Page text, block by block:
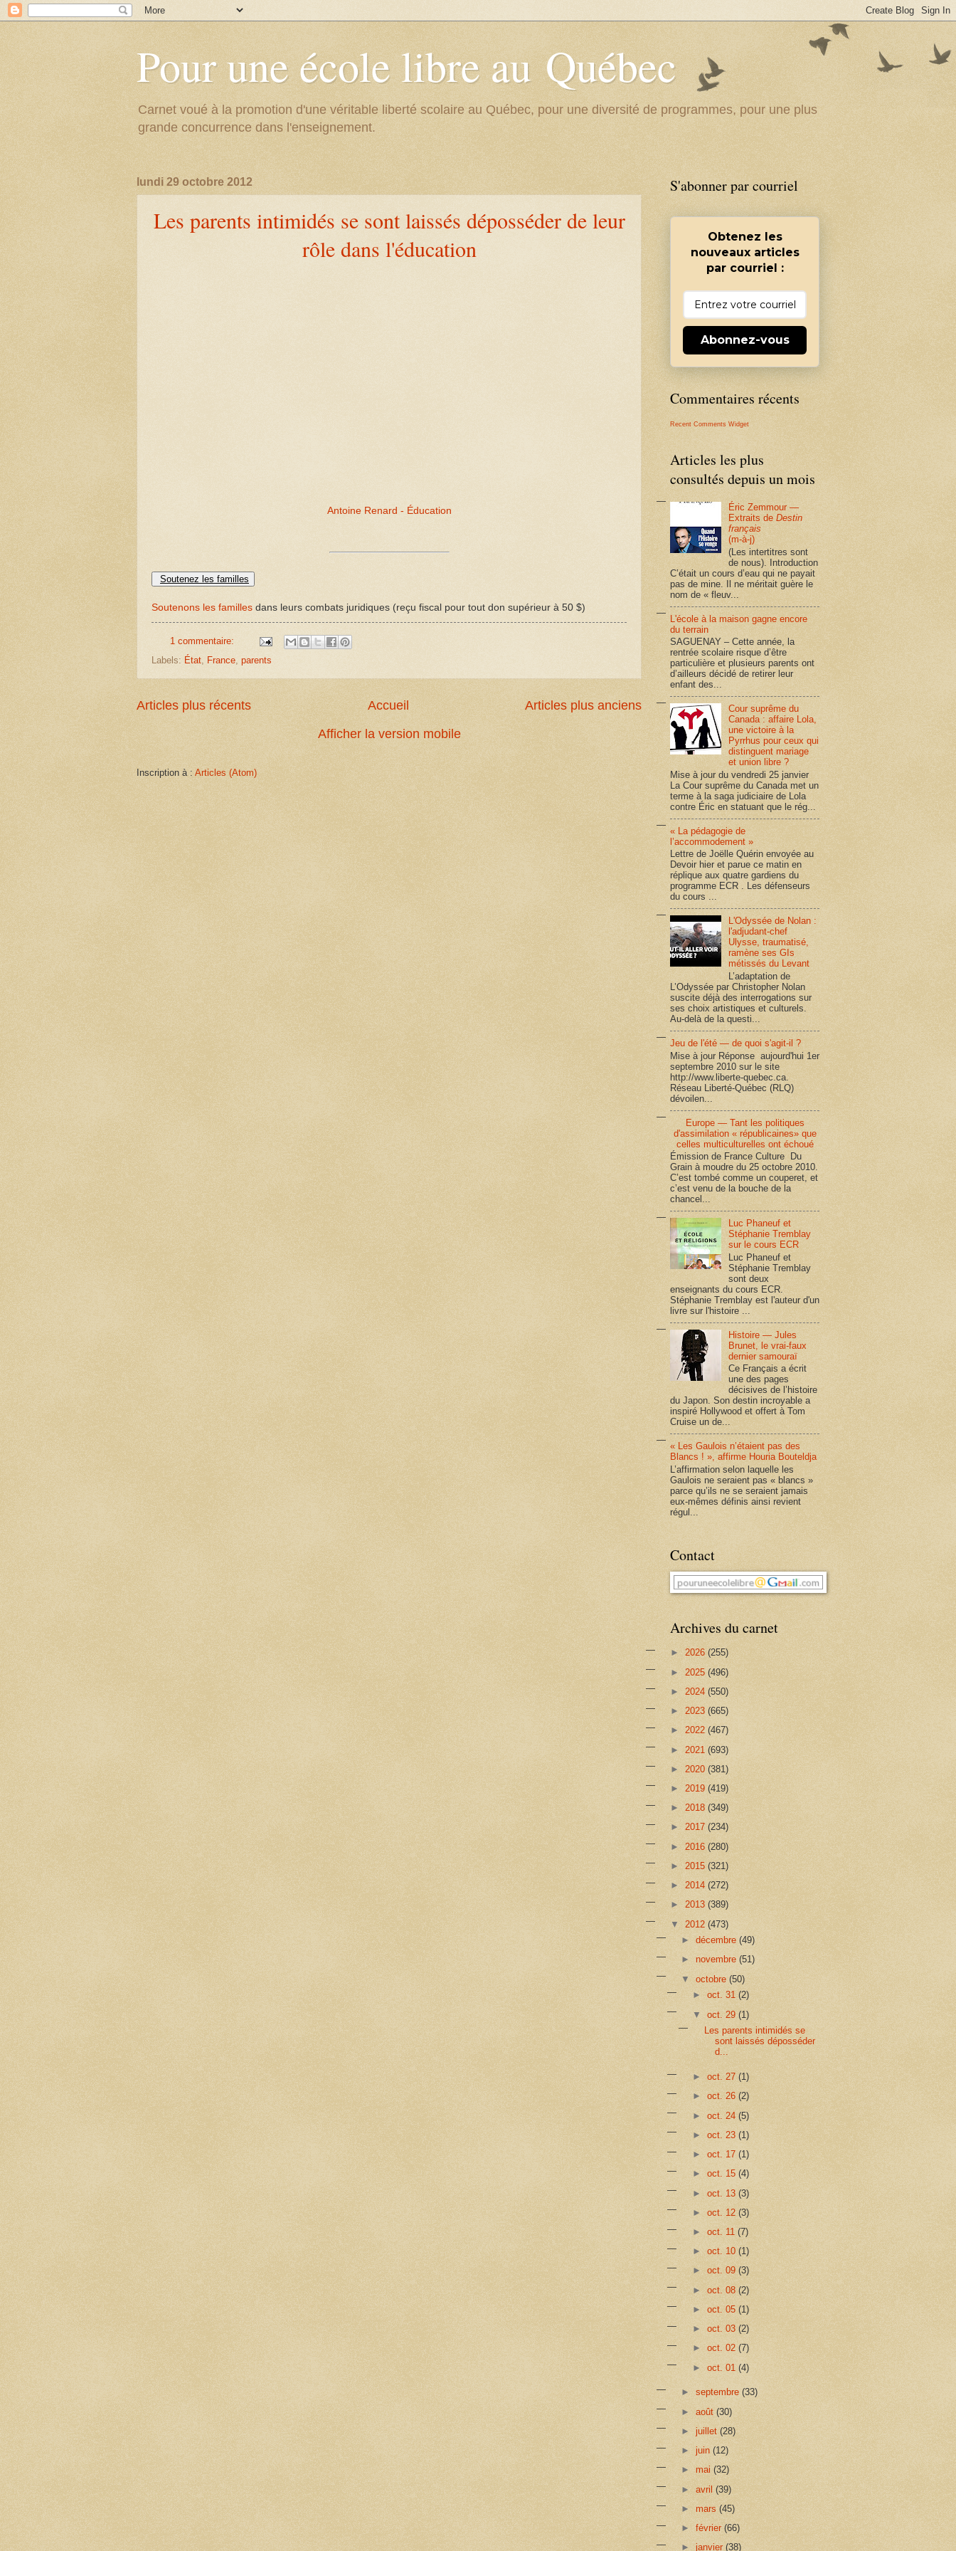
Pour une école libre au Québec
Carnet voué à la promotion d'une véritable liberté scolaire au Québec, pour une diversité de programmes, pour une plus
grande concurrence dans l'enseignement.
lundi 29 octobre 2012
Les parents intimidés se sont laissés déposséder de leur
rôle dans l'éducation
Antoine Renard - Éducation
Soutenez les familles
Soutenons les familles dans leurs combats juridiques (reçu fiscal pour tout don supérieur à 50 $)
1 commentaire:
Labels: État France parents
Articles plus récents Articles plus anciens
Accueil
Afficher la version mobile
Inscription à : Articles (Atom)
S'abonner par courriel
Obtenez les
nouveaux articles
par courriel :
Abonnez-vous
Commentaires récents
Recent Comments Widget
Articles les plus
consultés depuis un mois
Éric Zemmour —
Extraits deDestin
français
(m-à-j)
(Les intertitres sont
de nous). Introduction
C’était un cours d’eau qui ne payait
pas de mine. Il ne méritait guère le
nom de « fleuv...
L'école à la maison gagne encore
du terrain
SAGUENAY – Cette année, la
rentrée scolaire risque d’être
particulière et plusieurs parents ont
d’ailleurs décidé de retirer leur
enfant des...
Cour suprême du
Canada : affaire Lola,
une victoire à la
Pyrrhus pour ceux qui
distinguent mariage
et union libre ?
Mise à jour du vendredi 25 janvier
La Cour suprême du Canada met un
terme à la saga judiciaire de Lola
contre Éric en statuant que le rég...
« La pédagogie de
l’accommodement »
Lettre de Joëlle Quérin envoyée au
Devoir hier et parue ce matin en
réplique aux quatre gardiens du
programme ECR . Les défenseurs
du cours ...
L'Odyssée de Nolan :
l'adjudant-chef
Ulysse, traumatisé,
ramène ses GIs
métissés du Levant
L’adaptation de
L’Odyssée par Christopher Nolan
suscite déjà des interrogations sur
ses choix artistiques et culturels.
Au-delà de la questi...
Jeu de l'été — de quoi s'agit-il ?
Mise à jour Réponse aujourd'hui 1er
septembre 2010 sur le site
http://www.liberte-quebec.ca.
Réseau Liberté-Québec (RLQ)
dévoilen...
Europe — Tant les politiques
d'assimilation « républicaines» que
celles multiculturelles ont échoué
Émission de France Culture Du
Grain à moudre du 25 octobre 2010.
C’est tombé comme un couperet, et
c’est venu de la bouche de la
chancel...
Luc Phaneuf et
Stéphanie Tremblay
sur le cours ECR
Luc Phaneuf et
Stéphanie Tremblay
sont deux
enseignants du cours ECR.
Stéphanie Tremblay est l'auteur d'un
livre sur l'histoire ...
Histoire — Jules
Brunet, le vrai-faux
dernier samouraï
Ce Français a écrit
une des pages
décisives de l’histoire
du Japon. Son destin incroyable a
inspiré Hollywood et offert à Tom
Cruise un de...
« Les Gaulois n’étaient pas des
Blancs ! », affirme Houria Bouteldja
L’affirmation selon laquelle les
Gaulois ne seraient pas « blancs »
parce qu’ils ne se seraient jamais
eux-mêmes définis ainsi revient
régul...
Contact
Archives du carnet
► 2026 (255)
► 2025 (496)
► 2024 (550)
► 2023 (665)
► 2022 (467)
► 2021 (693)
► 2020 (381)
► 2019 (419)
► 2018 (349)
► 2017 (234)
► 2016 (280)
► 2015 (321)
► 2014 (272)
► 2013 (389)
▼ 2012 (473)
►décembre(49)
►novembre(51)
▼octobre(50)
► oct. 31 (2)
▼ oct. 29 (1)
Les parents intimidés se
sont laissés déposséder
d...
► oct. 27 (1)
► oct. 26 (2)
► oct. 24 (5)
► oct. 23 (1)
► oct. 17 (1)
► oct. 15 (4)
► oct. 13 (3)
► oct. 12 (3)
► oct. 11 (7)
► oct. 10 (1)
► oct. 09 (3)
► oct. 08 (2)
► oct. 05 (1)
► oct. 03 (2)
► oct. 02 (7)
► oct. 01 (4)
►septembre(33)
►août(30)
►juillet(28)
► juin(12)
► mai(32)
►avril(39)
►mars(45)
►février(66)
►janvier(38)